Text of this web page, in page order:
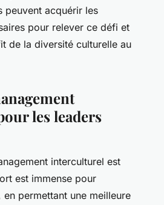
peuvent acquérir les
pour relever ce défi et
de la diversité culturelle au
les leaders
interculturel est
est immense pour
en permettant une meilleure